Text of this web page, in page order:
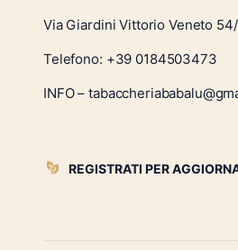
Via Giardini Vittorio Veneto
Telefono: +39 0184503473
INFO –
REGISTRATI PER